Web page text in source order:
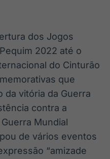
dos Jogos
2022 até o
do Cinturão
que
da vitória da Guerra
contra a
Mundial
de vários eventos
“amizade